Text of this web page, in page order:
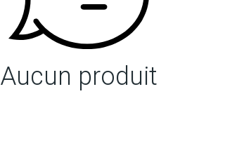
Aucun produit